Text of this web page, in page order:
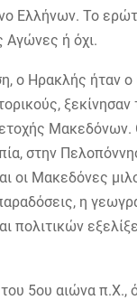
Ελλήνων. Το
ή όχι.
ο Ηρακλής ήταν
Μακεδόνων.
στην
οι Μακεδόνες
η
πολιτικών
5ου αιώνα π.Χ.,